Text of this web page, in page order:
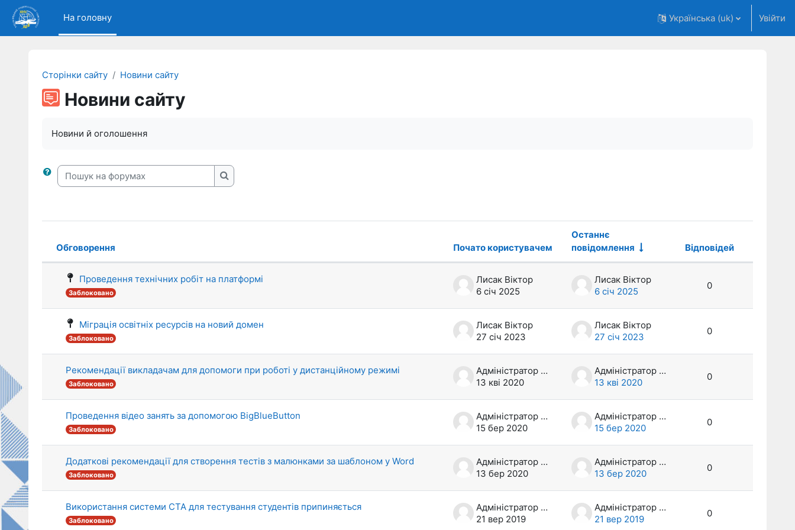
Перейти до головного вмісту
На головну
Українська ‎(uk)‎ Увійти
Сторінки сайту Новини сайту
Новини сайту
Новини й оголошення
Пошук на форумах
Пошук на форумах
Список обговорень. Показано 28 з 31 обговорень
Статус
Обговорення Почато користувачем
Останнє
повідомлення
Відповідей
Дії
Проведення технічних робіт на платформі
Заблоковано
Лисак Віктор
6 січ 2025
Лисак Віктор
6 січ 2025
0
Міграція освітніх ресурсів на новий домен
Заблоковано
Лисак Віктор
27 січ 2023
Лисак Віктор
27 січ 2023
0
Рекомендації викладачам для допомоги при роботі у дистанційному режимі
Заблоковано
Адміністратор МСН
13 кві 2020
Адміністратор МСН
13 кві 2020
0
Проведення відео занять за допомогою BigBlueButton
Заблоковано
Адміністратор МСН
15 бер 2020
Адміністратор МСН
15 бер 2020
0
Додаткові рекомендації для створення тестів з малюнками за шаблоном у Word
Заблоковано
Адміністратор МСН
13 бер 2020
Адміністратор МСН
13 бер 2020
0
Використання системи СТА для тестування студентів припиняється
Заблоковано
Адміністратор МСН
21 вер 2019
Адміністратор МСН
21 вер 2019
0